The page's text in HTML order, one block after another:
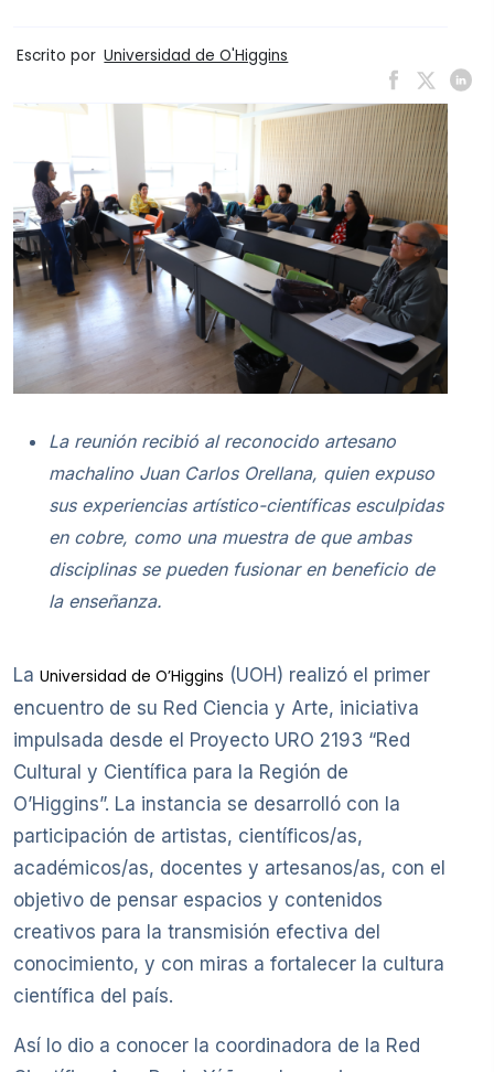
Escrito por Universidad de O'Higgins
La reunión recibió al reconocido artesano
machalino Juan Carlos Orellana, quien expuso
sus experiencias artístico-científicas esculpidas
en cobre, como una muestra de que ambas
disciplinas se pueden fusionar en beneficio de
la enseñanza.
La Universidad de O’Higgins (UOH) realizó el primer
encuentro de su Red Ciencia y Arte, iniciativa
impulsada desde el Proyecto URO 2193 “Red
Cultural y Científica para la Región de
O’Higgins”. La instancia se desarrolló con la
participación de artistas, científicos/as,
académicos/as, docentes y artesanos/as, con el
objetivo de pensar espacios y contenidos
creativos para la transmisión efectiva del
conocimiento, y con miras a fortalecer la cultura
científica del país.
Así lo dio a conocer la coordinadora de la Red